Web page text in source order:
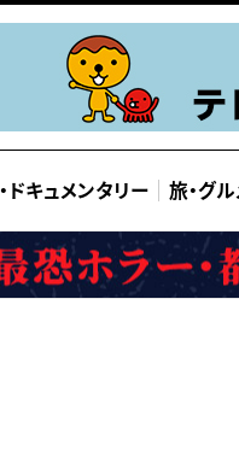
・ ドキュメンタリー 旅・グル